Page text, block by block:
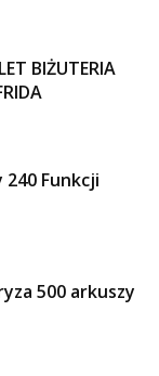
BIŻUTERIA
Funkcji
500 arkuszy